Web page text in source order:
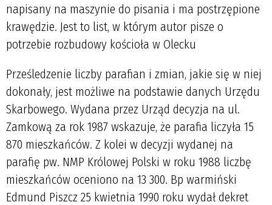
Prześledzenie liczby parafian i zmian, jakie się w niej
dokonały, jest możliwe na podstawie danych Urzędu
Skarbowego. Wydana przez Urząd decyzja na ul.
Zamkową za rok 1987 wskazuje, że parafia liczyła 15
870 mieszkańców. Z kolei w decyzji wydanej na
parafię pw. NMP Królowej Polski w roku 1988 liczbę
mieszkańców oceniono na 13 300. Bp warmiński
Edmund Piszcz 25 kwietnia 1990 roku wydał dekret